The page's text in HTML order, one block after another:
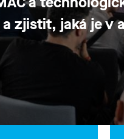
zjistit, jaká je v